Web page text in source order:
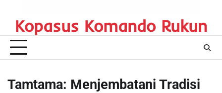
Kopasus Komando Rukun
Tamtama: Menjembatani Tradisi